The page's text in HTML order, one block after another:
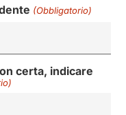
(Obbligatorio)
certa, indicare